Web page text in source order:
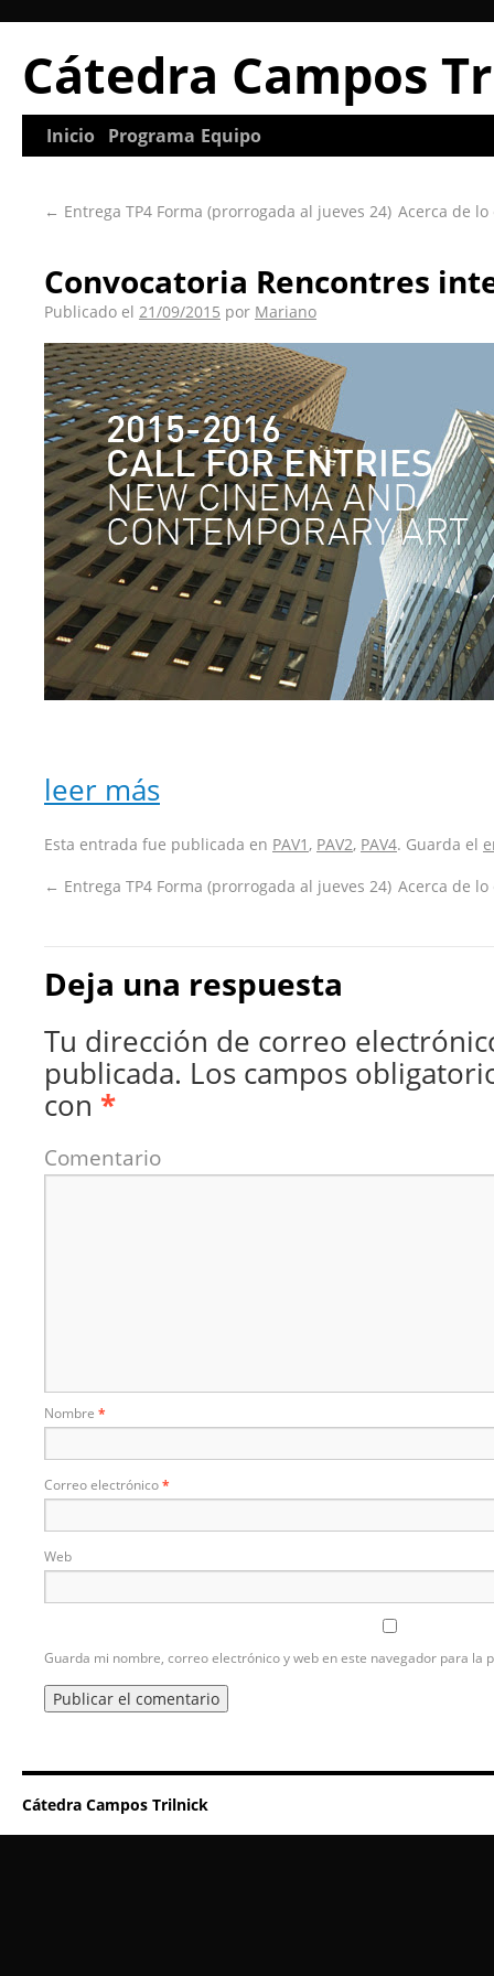
Cátedra Campos
Inicio Programa Equipo
← Entrega TP4 Forma (prorrogada al jueves 24) Acerca de
Convocatoria Rencontres
Publicado el 21/09/2015 por Mariano
leer más
Esta entrada fue publicada en PAV1 , PAV2, PAV4. Guarda el
← Entrega TP4 Forma (prorrogada al jueves 24) Acerca de
Deja una respuesta
Tu dirección de correo
publicada. Los campos
con *
Comentario
Nombre *
Correo electrónico*
Web
Guarda mi nombre, correo electrónico y web en este navegador para la
Cátedra Campos Trilnick